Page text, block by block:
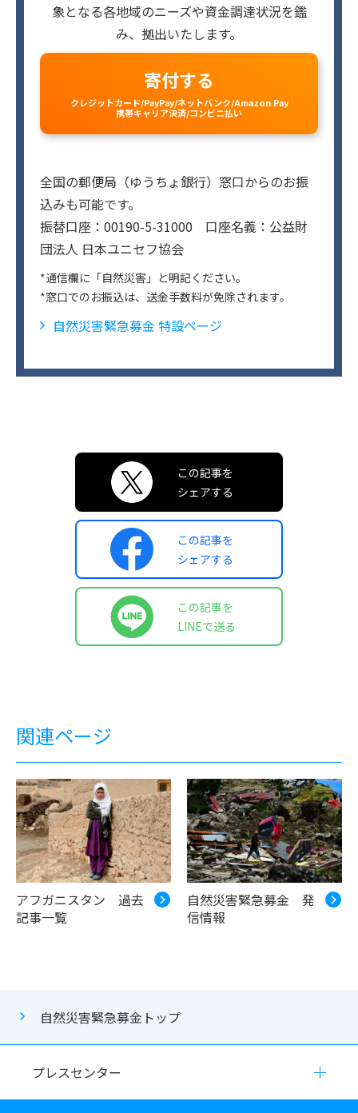
象となる各地域のニーズや資金調達状況を鑑
み、拠出いたします。
寄付する
クレジットカード/PayPay/ネットバンク/Amazon Pay
携帯キャリア決済/コンビニ払い
全国の郵便局（ゆうちょ銀行）窓口からのお振
込みも可能です。
振替口座：00190-5-31000 口座名義：公益財
団法人 日本ユニセフ協会
*通信欄に「自然災害」と明記ください。
*窓口でのお振込は、送金手数料が免除されます。
自然災害緊急募金 特設ページ
この記事を
シェアする
この記事を
シェアする
この記事を
LINEで送る
関連ページ
アフガニスタン 過去
記事一覧
自然災害緊急募金 発
信情報
自然災害緊急募金トップ
プレスセンター